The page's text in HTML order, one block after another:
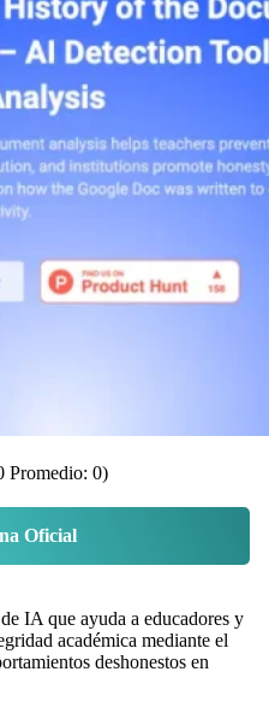
Promedio: 0)
Oficial
IA que ayuda a educadores y
académica mediante el
deshonestos en